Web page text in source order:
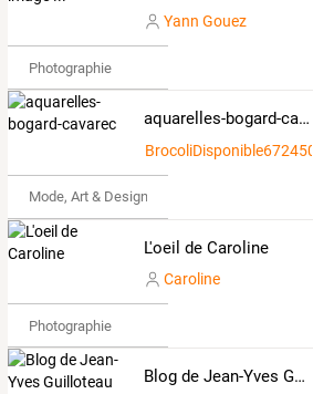
Yann Gouez
Photographie
aquarelles-bogard-cavarec
BrocoliDisponible672450
Mode, Art & Design
L'oeil de Caroline
Caroline
Photographie
Blog de Jean-Yves Guilloteau